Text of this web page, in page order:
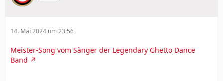
14. Mai 2024 um 23:56
Meister-Song vom Sänger der Legendary Ghetto Dance
Band